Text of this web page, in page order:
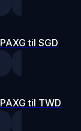
PAXG til SGD
PAXG til TWD